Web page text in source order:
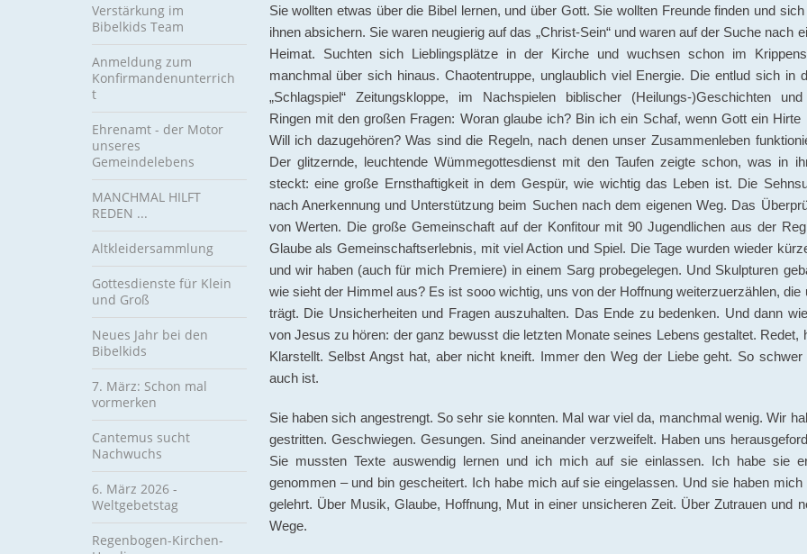
Verstärkung im
Bibelkids Team
Anmeldung zum
Konfirmandenunterrich
t
Ehrenamt - der Motor
unseres
Gemeindelebens
MANCHMAL HILFT
REDEN ...
Altkleidersammlung
Gottesdienste für Klein
und Groß
Neues Jahr bei den
Bibelkids
7. März: Schon mal
vormerken
Cantemus sucht
Nachwuchs
6. März 2026 -
Weltgebetstag
Regenbogen-Kirchen-
Sie wollten etwas über die Bibel lernen, und über Gott. Sie wollten Freunde finden und
ihnen absichern. Sie waren neugierig auf das „Christ-Sein“ und waren auf der Suche nach
Heimat. Suchten sich Lieblingsplätze in der Kirche und wuchsen schon im
manchmal über sich hinaus. Chaotentruppe, unglaublich viel Energie. Die entlud sich in
„Schlagspiel“ Zeitungskloppe, im Nachspielen biblischer (Heilungs-)Geschichten
Ringen mit den großen Fragen: Woran glaube ich? Bin ich ein Schaf, wenn Gott ein Hirte
Will ich dazugehören? Was sind die Regeln, nach denen unser Zusammenleben
Der glitzernde, leuchtende Wümmegottesdienst mit den Taufen zeigte schon, was in
steckt: eine große Ernsthaftigkeit in dem Gespür, wie wichtig das Leben ist. Die
nach Anerkennung und Unterstützung beim Suchen nach dem eigenen Weg. Das
von Werten. Die große Gemeinschaft auf der Konfitour mit 90 Jugendlichen aus der
Glaube als Gemeinschaftserlebnis, mit viel Action und Spiel. Die Tage wurden wieder
und wir haben (auch für mich Premiere) in einem Sarg probegelegen. Und Skulpturen
wie sieht der Himmel aus? Es ist sooo wichtig, uns von der Hoffnung weiterzuerzählen, die
trägt. Die Unsicherheiten und Fragen auszuhalten. Das Ende zu bedenken. Und dann
von Jesus zu hören: der ganz bewusst die letzten Monate seines Lebens gestaltet. Redet,
Klarstellt. Selbst Angst hat, aber nicht kneift. Immer den Weg der Liebe geht. So schwer
auch ist.
Sie haben sich angestrengt. So sehr sie konnten. Mal war viel da, manchmal wenig. Wir
gestritten. Geschwiegen. Gesungen. Sind aneinander verzweifelt. Haben uns
Sie mussten Texte auswendig lernen und ich mich auf sie einlassen. Ich habe sie
genommen – und bin gescheitert. Ich habe mich auf sie eingelassen. Und sie haben mich
gelehrt. Über Musik, Glaube, Hoffnung, Mut in einer unsicheren Zeit. Über Zutrauen und
Wege.